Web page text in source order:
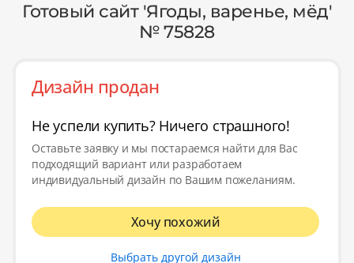
Готовый сайт 'Ягоды, варенье, мёд'
№ 75828
Дизайн продан
Не успели купить? Ничего страшного!
Оставьте заявку и мы постараемся найти для Вас
подходящий вариант или разработаем
индивидуальный дизайн по Вашим пожеланиям.
Хочу похожий
Выбрать другой дизайн